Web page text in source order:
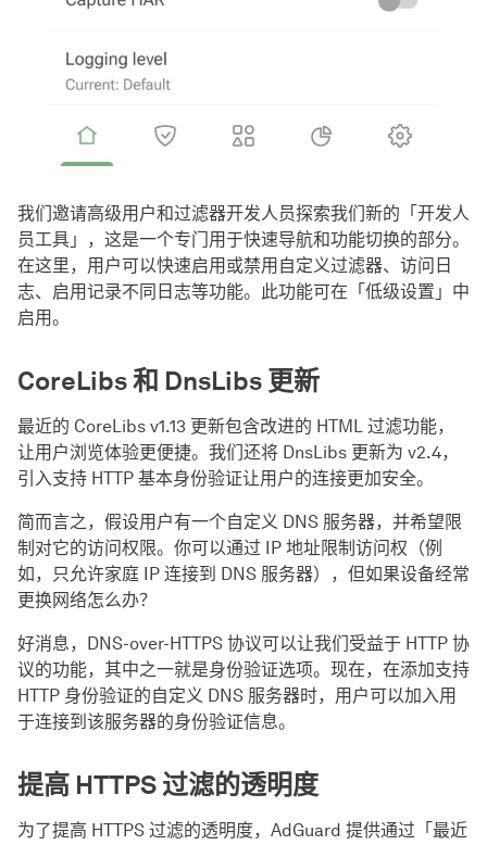
我们邀请高级用户和过滤器开发人员探索我们新的「开发人
员工具」，这是一个专门用于快速导航和功能切换的部分。
在这里，用户可以快速启用或禁用自定义过滤器、访问日
志、启用记录不同日志等功能。此功能可在「低级设置」中
启用。
CoreLibs 和 DnsLibs 更新
最近的 CoreLibs v1.13 更新包含改进的 HTML 过滤功能，
让用户浏览体验更便捷。我们还将 DnsLibs 更新为 v2.4，
引入支持 HTTP 基本身份验证让用户的连接更加安全。
简而言之，假设用户有一个自定义 DNS 服务器，并希望限
制对它的访问权限。你可以通过 IP 地址限制访问权（例
如，只允许家庭 IP 连接到 DNS 服务器），但如果设备经常
更换网络怎么办？
好消息，DNS-over-HTTPS 协议可以让我们受益于 HTTP 协
议的功能，其中之一就是身份验证选项。现在，在添加支持
HTTP 身份验证的自定义 DNS 服务器时，用户可以加入用
于连接到该服务器的身份验证信息。
提高 HTTPS 过滤的透明度
为了提高 HTTPS 过滤的透明度，AdGuard 提供通过「最近